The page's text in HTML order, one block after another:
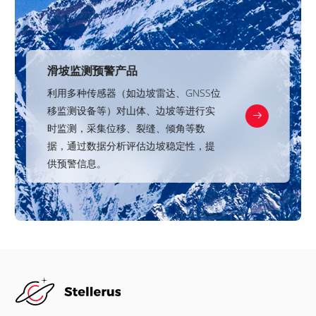
滑坡监测预警产品
利用多种传感器（如边坡雷达、GNSS位
移监测设备等）对山体、边坡等进行实
时监测，采集位移、裂缝、倾角等数
据，通过数据分析评估边坡稳定性，提
供预警信息。